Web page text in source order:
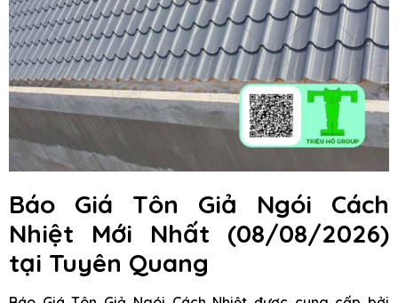
Báo Giá Tôn Giả Ngói Cách
Nhiệt Mới Nhất (08/08/2026)
tại Tuyên Quang